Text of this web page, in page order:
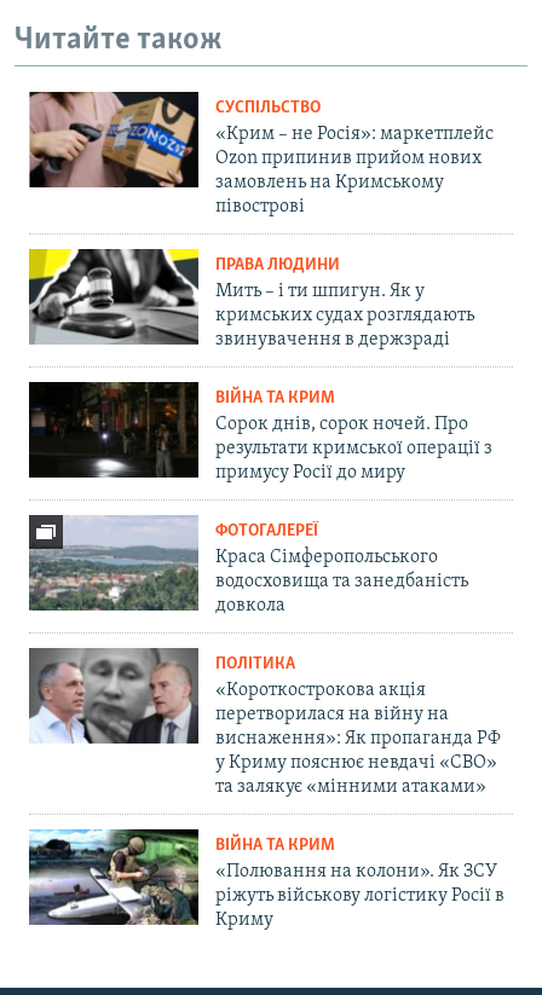
Читайте також
СУСПІЛЬСТВО
«Крим – не Росія»: маркетплейс
Ozon припинив прийом нових
замовлень на Кримському
півострові
ПРАВА ЛЮДИНИ
Мить – і ти шпигун. Як у
кримських судах розглядають
звинувачення в держзраді
ВІЙНА ТА КРИМ
Сорок днів, сорок ночей. Про
результати кримської операції з
примусу Росії до миру
ФОТОГАЛЕРЕЇ
Краса Сімферопольського
водосховища та занедбаність
довкола
ПОЛІТИКА
«Короткострокова акція
перетворилася на війну на
виснаження»: Як пропаганда РФ
у Криму пояснює невдачі «СВО»
та залякує «мінними атаками»
ВІЙНА ТА КРИМ
«Полювання на колони». Як ЗСУ
ріжуть військову логістику Росії в
Криму